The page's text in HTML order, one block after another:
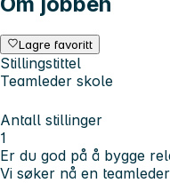
Lagre favoritt
Stillingstittel
Teamleder skole
Antall stillinger
1
Er du god på å bygge
Vi søker nå en